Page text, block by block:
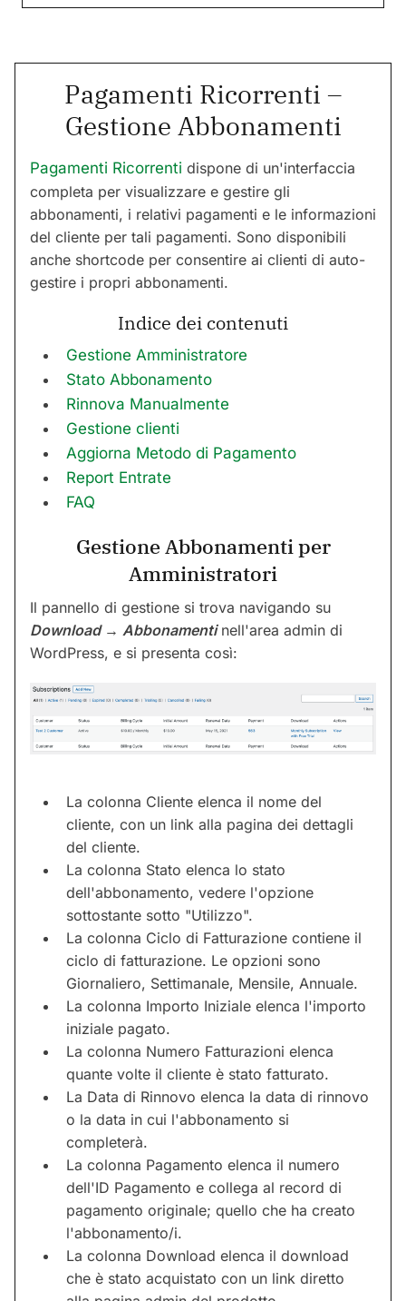
Pagamenti Ricorrenti –
Gestione Abbonamenti
Pagamenti Ricorrenti dispone di un'interfaccia
completa per visualizzare e gestire gli
abbonamenti, i relativi pagamenti e le informazioni
del cliente per tali pagamenti. Sono disponibili
anche shortcode per consentire ai clienti di auto-
gestire i propri abbonamenti.
Indice dei contenuti
Gestione Amministratore
Stato Abbonamento
Rinnova Manualmente
Gestione clienti
Aggiorna Metodo di Pagamento
Report Entrate
FAQ
Gestione Abbonamenti per
Amministratori
Il pannello di gestione si trova navigando su
Download → Abbonamentinell'area admin di
WordPress, e si presenta così:
La colonna Cliente elenca il nome del
cliente, con un link alla pagina dei dettagli
del cliente.
La colonna Stato elenca lo stato
dell'abbonamento, vedere l'opzione
sottostante sotto "Utilizzo".
La colonna Ciclo di Fatturazione contiene il
ciclo di fatturazione. Le opzioni sono
Giornaliero, Settimanale, Mensile, Annuale.
La colonna Importo Iniziale elenca l'importo
iniziale pagato.
La colonna Numero Fatturazioni elenca
quante volte il cliente è stato fatturato.
La Data di Rinnovo elenca la data di rinnovo
o la data in cui l'abbonamento si
completerà.
La colonna Pagamento elenca il numero
dell'ID Pagamento e collega al record di
pagamento originale; quello che ha creato
l'abbonamento/i.
La colonna Download elenca il download
che è stato acquistato con un link diretto